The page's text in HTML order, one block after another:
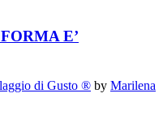
E’
di Gusto ® by Marilena